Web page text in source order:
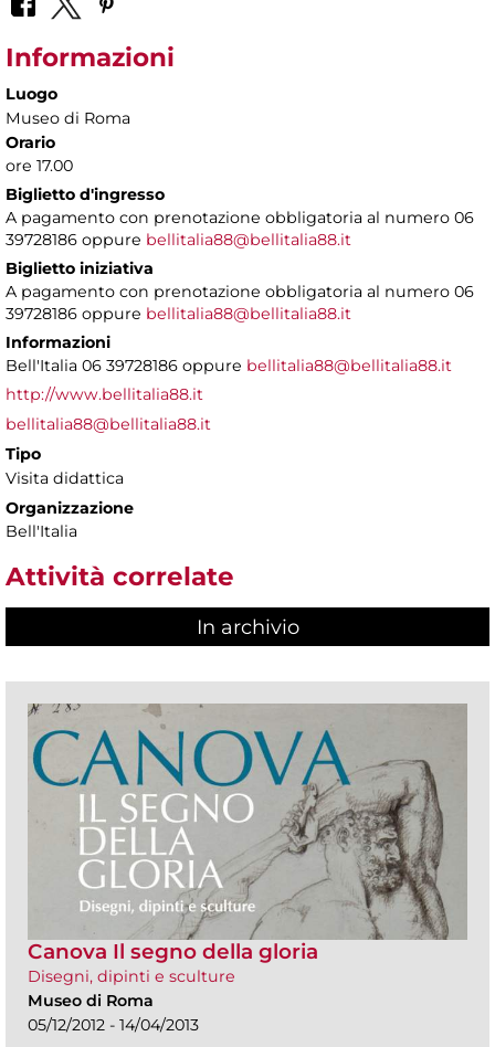
Informazioni
Luogo
Museo di Roma
Orario
ore 17.00
Biglietto d'ingresso
A pagamento con prenotazione obbligatoria al numero 06
39728186 oppure bellitalia88@bellitalia88.it
Biglietto iniziativa
A pagamento con prenotazione obbligatoria al numero 06
39728186 oppure bellitalia88@bellitalia88.it
Informazioni
Bell'Italia 06 39728186 oppure bellitalia88@bellitalia88.it
http://www.bellitalia88.it
bellitalia88@bellitalia88.it
Tipo
Visita didattica
Organizzazione
Bell'Italia
Attività correlate
In archivio
Canova Il segno della gloria
Disegni, dipinti e sculture
Museo di Roma
05/12/2012 - 14/04/2013